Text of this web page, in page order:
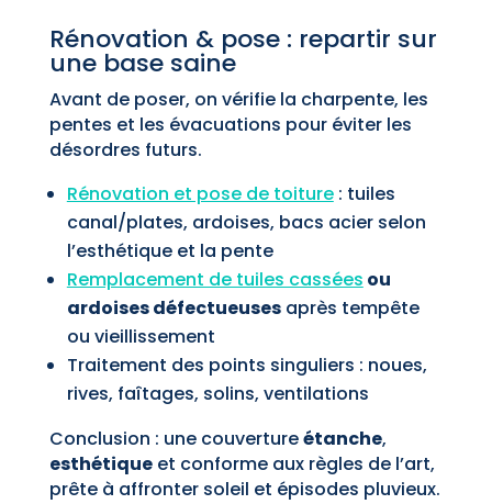
Rénovation & pose : repartir sur
une base saine
Avant de poser, on vérifie la charpente, les
pentes et les évacuations pour éviter les
désordres futurs.
Rénovation et pose de toiture: tuiles
canal/plates, ardoises, bacs acier selon
l’esthétique et la pente
Remplacement de tuiles cassées ou
ardoises défectueusesaprès tempête
ou vieillissement
Traitement des points singuliers : noues,
rives, faîtages, solins, ventilations
Conclusion : une couvertureétanche,
esthétiqueet conforme aux règles de l’art,
prête à affronter soleil et épisodes pluvieux.